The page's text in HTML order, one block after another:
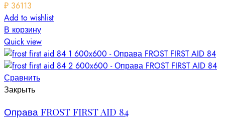
₽ 36113
Add to wishlist
В корзину
Quick view
Сравнить
Закрыть
Оправа FROST FIRST AID 84